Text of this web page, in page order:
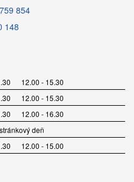
854
148
12.00 - 15.30
12.00 - 15.30
12.00 - 16.30
deň
12.00 - 15.00